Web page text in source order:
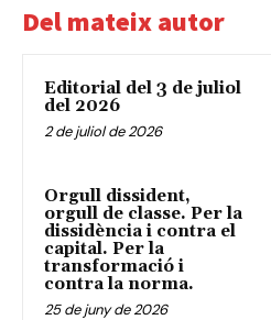
Del mateix autor
Editorial del 3 de juliol
del 2026
2 de juliol de 2026
Orgull dissident,
orgull de classe. Per la
dissidència i contra el
capital. Per la
transformació i
contra la norma.
25 de juny de 2026